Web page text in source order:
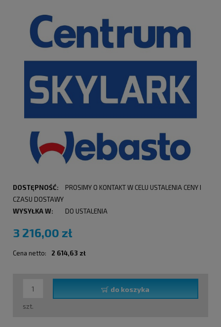
DOSTĘPNOŚĆ:
PROSIMY O KONTAKT W CELU USTALENIA CENY I
CZASU DOSTAWY
WYSYŁKA W:
DO USTALENIA
3 216,00 zł
Cena netto: 2 614,63 zł
szt.
do koszyka